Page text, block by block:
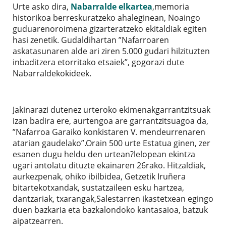
Urte asko dira, Nabarralde elkartea,memoria
historikoa berreskuratzeko ahaleginean, Noaingo
guduarenoroimena gizarteratzeko ekitaldiak egiten
hasi zenetik. Gudaldihartan ”Nafarroaren
askatasunaren alde ari ziren 5.000 gudari hilzituzten
inbaditzera etorritako etsaiek”, gogorazi dute
Nabarraldekokideek.
Jakinarazi dutenez urteroko ekimenakgarrantzitsuak
izan badira ere, aurtengoa are garrantzitsuagoa da,
”Nafarroa Garaiko konkistaren V. mendeurrenaren
atarian gaudelako”.Orain 500 urte Estatua ginen, zer
esanen dugu heldu den urtean?lelopean ekintza
ugari antolatu dituzte ekainaren 26rako. Hitzaldiak,
aurkezpenak, ohiko ibilbidea, Getzetik Iruñera
bitartekotxandak, sustatzaileen esku hartzea,
dantzariak, txarangak,Salestarren ikastetxean egingo
duen bazkaria eta bazkalondoko kantasaioa, batzuk
aipatzearren.